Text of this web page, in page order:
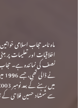
ماہ نامہ حجاب اسلامی
اخلاقیات اور تعلیمات پر
سے شمشاد حسین فلاحی کے